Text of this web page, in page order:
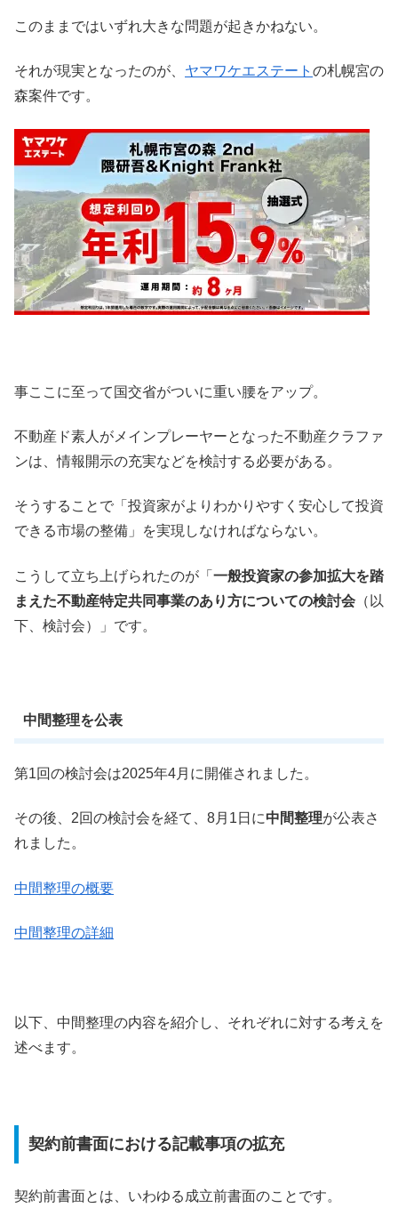
このままではいずれ大きな問題が起きかねない。
それが現実となったのが、 ヤマワケエステート の札幌宮の
森案件です。
事ここに至って国交省がついに重い腰をアップ。
不動産ド素人がメインプレーヤーとなった不動産クラファ
ンは、情報開示の充実などを検討する必要がある。
そうすることで「投資家がよりわかりやすく安心して投資
できる市場の整備」を実現しなければならない。
こうして立ち上げられたのが「 一般投資家の参加拡大を踏
まえた不動産特定共同事業のあり方についての検討会 （以
下、検討会）」です。
中間整理を公表
第1回の検討会は2025年4月に開催されました。
その後、2回の検討会を経て、8月1日に中間整理が公表さ
れました。
中間整理の概要
中間整理の詳細
以下、中間整理の内容を紹介し、それぞれに対する考えを
述べます。
契約前書面における記載事項の拡充
契約前書面とは、いわゆる成立前書面のことです。